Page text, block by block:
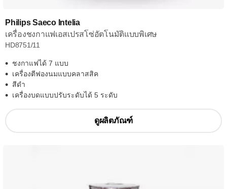
Philips Saeco Intelia
เครื่องชงกาแฟเอสเปรสโซ่อัตโนมัติแบบพิเศษ
HD8751/11
ชงกาแฟได้ 7 แบบ
เครื่องตีฟองนมแบบคลาสสิค
สีดำ
เครื่องบดแบบปรับระดับได้ 5 ระดับ
ดูผลิตภัณฑ์